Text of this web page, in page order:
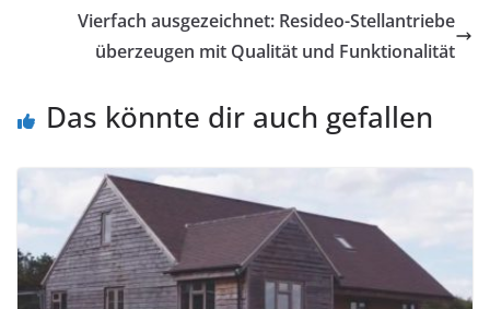
Vierfach ausgezeichnet: Resideo-Stellantriebe
überzeugen mit Qualität und Funktionalität
Das könnte dir auch gefallen